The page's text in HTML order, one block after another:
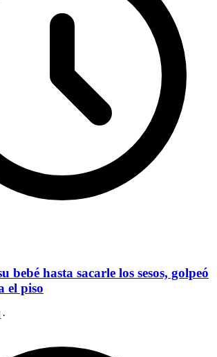
bebé hasta sacarle los sesos, golpeó
el piso
·